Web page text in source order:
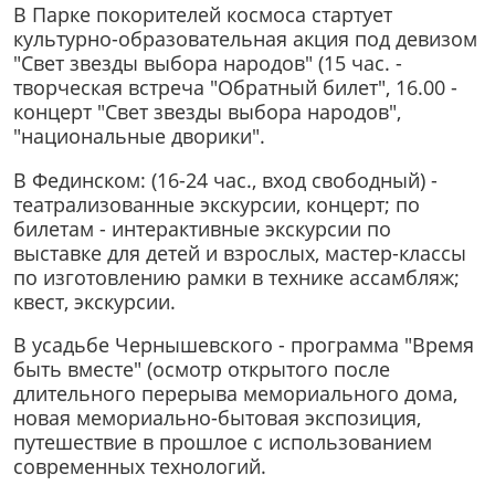
В Парке покорителей космоса стартует
культурно-образовательная акция под девизом
"Свет звезды выбора народов" (15 час. -
творческая встреча "Обратный билет", 16.00 -
концерт "Свет звезды выбора народов",
"национальные дворики".
В Фединском: (16-24 час., вход свободный) -
театрализованные экскурсии, концерт; по
билетам - интерактивные экскурсии по
выставке для детей и взрослых, мастер-классы
по изготовлению рамки в технике ассамбляж;
квест, экскурсии.
В усадьбе Чернышевского - программа "Время
быть вместе" (осмотр открытого после
длительного перерыва мемориального дома,
новая мемориально-бытовая экспозиция,
путешествие в прошлое с использованием
современных технологий.